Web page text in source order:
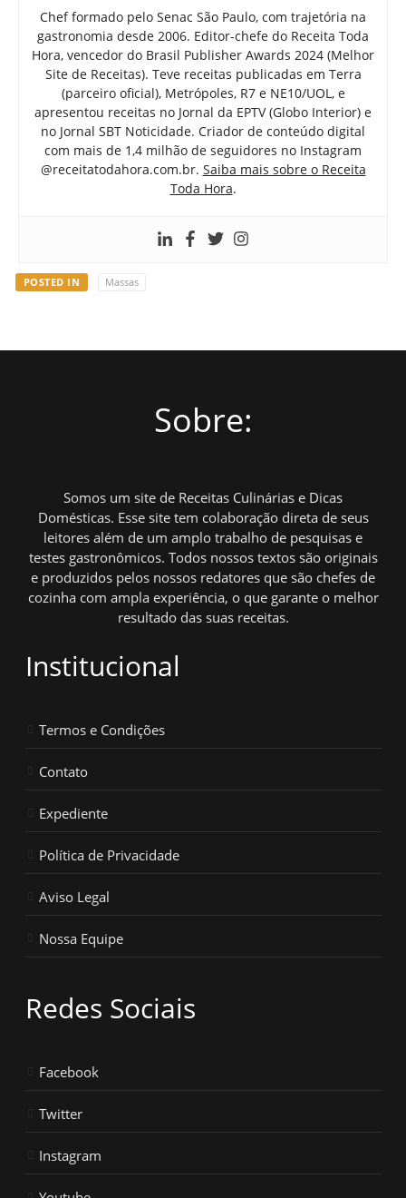
Chef formado pelo Senac São Paulo, com trajetória na
gastronomia desde 2006. Editor-chefe do Receita Toda
Hora, vencedor do Brasil Publisher Awards 2024 (Melhor
Site de Receitas). Teve receitas publicadas em Terra
(parceiro oficial), Metrópoles, R7 e NE10/UOL, e
apresentou receitas no Jornal da EPTV (Globo Interior) e
no Jornal SBT Noticidade. Criador de conteúdo digital
com mais de 1,4 milhão de seguidores no Instagram
@receitatodahora.com.br. Saiba mais sobre o Receita
Toda Hora.
POSTED IN Massas
Sobre:
Somos um site de Receitas Culinárias e Dicas
Domésticas. Esse site tem colaboração direta de seus
leitores além de um amplo trabalho de pesquisas e
testes gastronômicos. Todos nossos textos são originais
e produzidos pelos nossos redatores que são chefes de
cozinha com ampla experiência, o que garante o melhor
resultado das suas receitas.
Institucional
Termos e Condições
Contato
Expediente
Política de Privacidade
Aviso Legal
Nossa Equipe
Redes Sociais
Facebook
Twitter
Instagram